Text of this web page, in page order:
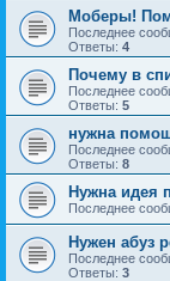
Моберы!
Последнее
Ответы: 4
Почему в
Последнее
Ответы: 5
нужна
Последнее
Ответы: 8
Нужна идея
Последнее
Нужен абуз
Последнее
Ответы: 3